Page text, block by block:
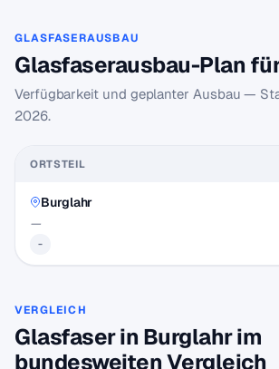
GLASFASERAUSBAU
Glasfaserausbau-Plan
Verfügbarkeit und geplanter Ausbau —
2026.
ORTSTEIL
Burglahr
-
—
VERGLEICH
Glasfaser in Burglahr im
bundesweiten Vergleich